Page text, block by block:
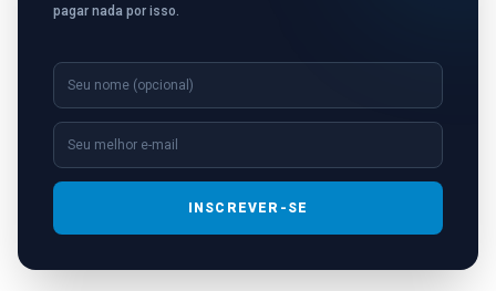
pagar nada por isso.
INSCREVER-SE